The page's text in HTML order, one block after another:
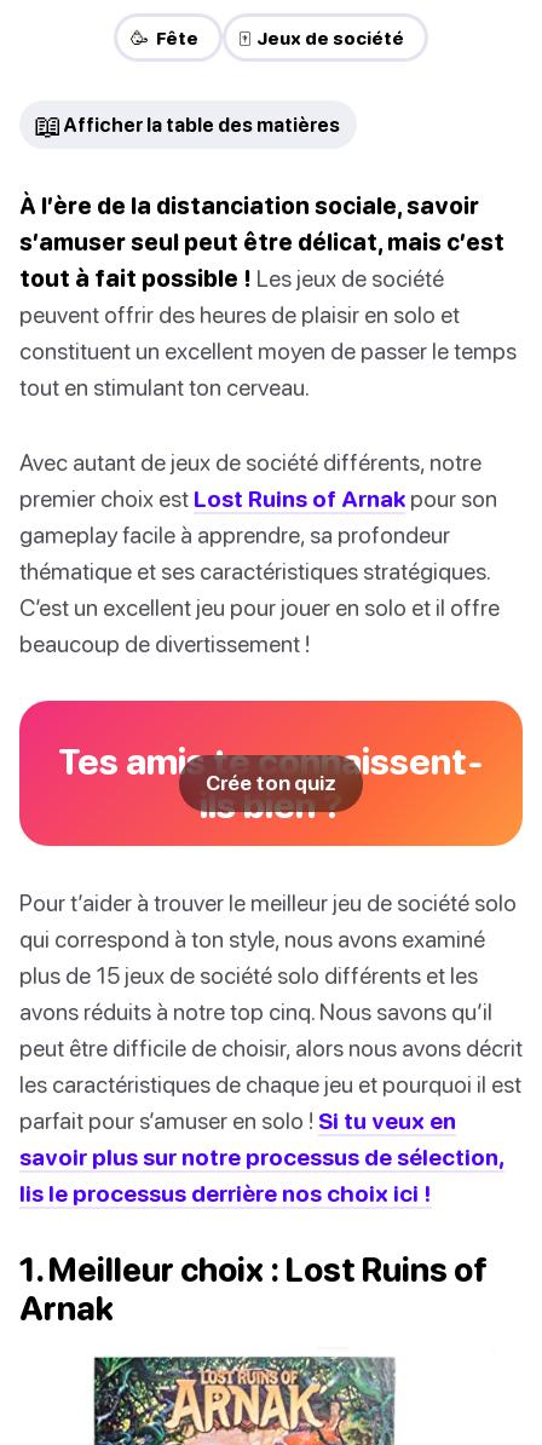
🥳 Fête 🀄 Jeux de société
📖 Afficher la table des matières
À l’ère de la distanciation sociale, savoir
s’amuser seul peut être délicat, mais c’est
tout à fait possible ! Les jeux de société
peuvent offrir des heures de plaisir en solo et
constituent un excellent moyen de passer le temps
tout en stimulant ton cerveau.
Avec autant de jeux de société différents, notre
premier choix est Lost Ruins of Arnak pour son
gameplay facile à apprendre, sa profondeur
thématique et ses caractéristiques stratégiques.
C’est un excellent jeu pour jouer en solo et il offre
beaucoup de divertissement !
Tes amis te connaissent-
ils bien ?
Crée ton quiz
Pour t’aider à trouver le meilleur jeu de société solo
qui correspond à ton style, nous avons examiné
plus de 15 jeux de société solo différents et les
avons réduits à notre top cinq. Nous savons qu’il
peut être difficile de choisir, alors nous avons décrit
les caractéristiques de chaque jeu et pourquoi il est
parfait pour s’amuser en solo ! Si tu veux en
savoir plus sur notre processus de sélection,
lis le processus derrière nos choix ici !
1. Meilleur choix : Lost Ruins of
Arnak